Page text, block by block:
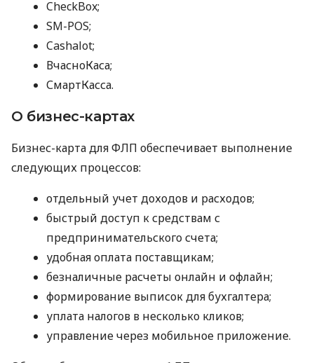
CheckBox;
SM-POS;
Cashalot;
ВчасноКаса;
СмартКасса.
О бизнес-картах
Бизнес-карта для ФЛП обеспечивает выполнение
следующих процессов:
отдельный учет доходов и расходов;
быстрый доступ к средствам с
предпринимательского счета;
удобная оплата поставщикам;
безналичные расчеты онлайн и офлайн;
формирование выписок для бухгалтера;
уплата налогов в несколько кликов;
управление через мобильное приложение.